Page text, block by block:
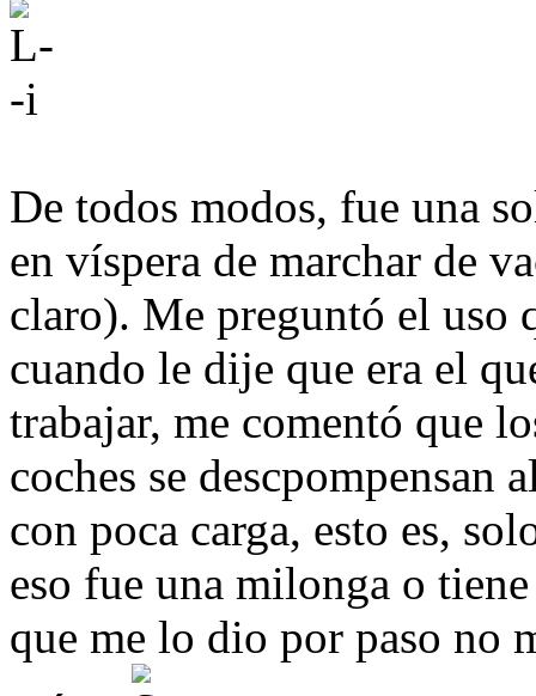
De todos modos, fue una
en víspera de marchar de
claro). Me preguntó el uso
cuando le dije que era el
trabajar, me comentó que
coches se descpompensan
con poca carga, esto es,
eso fue una milonga o
que me lo dio por paso no